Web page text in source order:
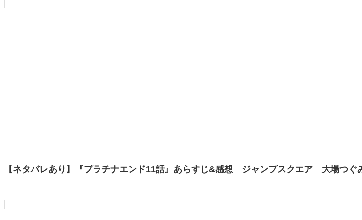
【ネタバレあり】『プラチナエンド11話』あらすじ&感想 ジャンプスクエア 大場つ